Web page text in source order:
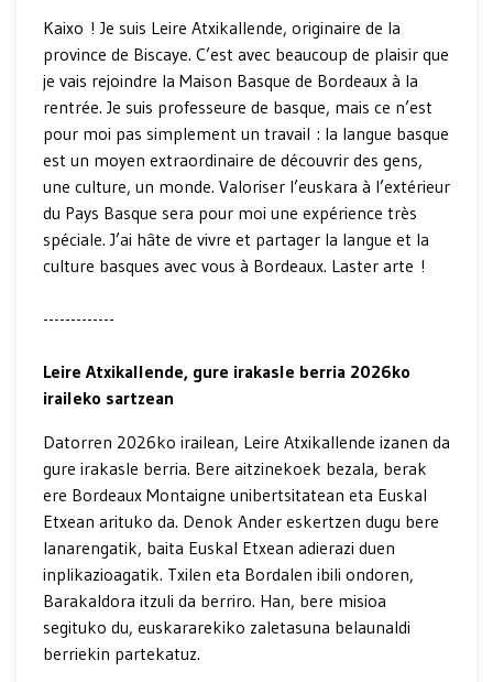
Kaixo ! Je suis Leire Atxikallende, originaire de la
province de Biscaye. C’est avec beaucoup de plaisir que
je vais rejoindre la Maison Basque de Bordeaux à la
rentrée. Je suis professeure de basque, mais ce n’est
pour moi pas simplement un travail : la langue basque
est un moyen extraordinaire de découvrir des gens,
une culture, un monde. Valoriser l’euskara à l’extérieur
du Pays Basque sera pour moi une expérience très
spéciale. J’ai hâte de vivre et partager la langue et la
culture basques avec vous à Bordeaux. Laster arte !
-------------
Leire Atxikallende, gure irakasle berria 2026ko
iraileko sartzean
Datorren 2026ko irailean, Leire Atxikallende izanen da
gure irakasle berria. Bere aitzinekoek bezala, berak
ere Bordeaux Montaigne unibertsitatean eta Euskal
Etxean arituko da. Denok Ander eskertzen dugu bere
lanarengatik, baita Euskal Etxean adierazi duen
inplikazioagatik. Txilen eta Bordalen ibili ondoren,
Barakaldora itzuli da berriro. Han, bere misioa
segituko du, euskararekiko zaletasuna belaunaldi
berriekin partekatuz.